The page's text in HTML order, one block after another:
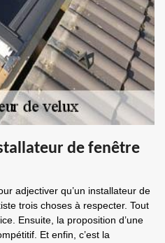
de fenêtre
adjectiver qu’un installateur de
trois choses à respecter. Tout
Ensuite, la proposition d’une
Et enfin, c’est la